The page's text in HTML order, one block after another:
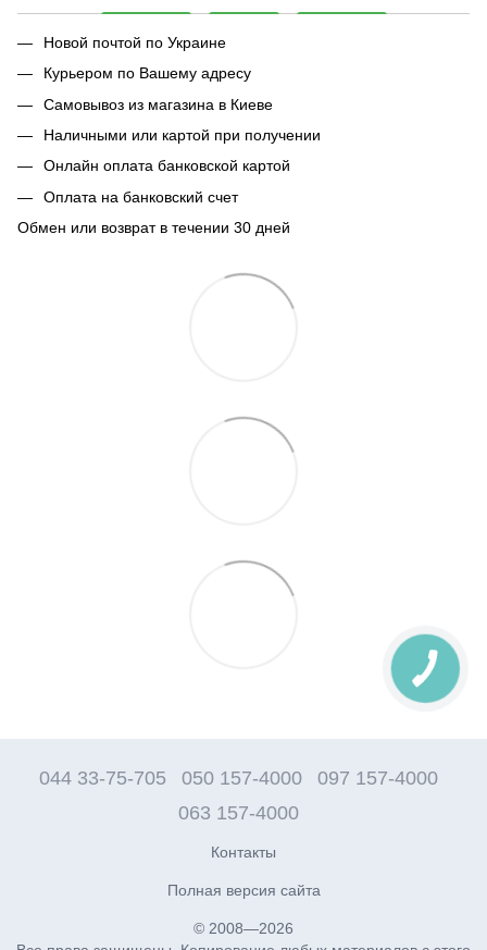
Новой почтой по Украине
Курьером по Вашему адресу
Самовывоз из магазина в Киеве
Наличными или картой при получении
Онлайн оплата банковской картой
Оплата на банковский счет
Обмен или возврат в течении 30 дней
044 33-75-705 050 157-4000
097 157-4000
063 157-4000
Контакты
Полная версия сайта
© 2008—2026